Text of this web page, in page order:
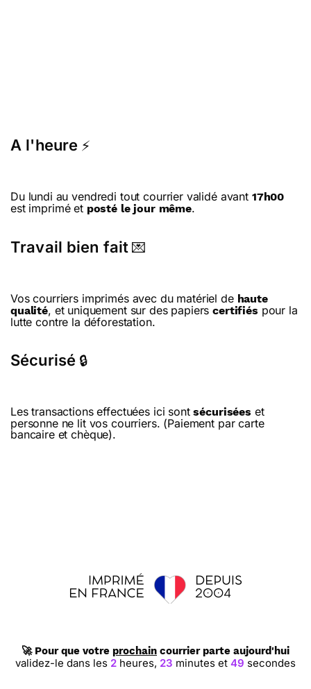
A l'heure ⚡
Du lundi au vendredi tout courrier validé avant 17h00
est imprimé et posté le jour même.
Travail bien fait 💌
Vos courriers imprimés avec du matériel de haute
qualité, et uniquement sur des papierscertifiés pour la
lutte contre la déforestation.
Sécurisé 🔒
Les transactions effectuées ici sontsécurisées et
personne ne lit vos courriers. (Paiement par carte
bancaire et chèque).
🚀 Pour que votre prochain courrier parte aujourd'hui
validez-le dans les 2 heures, 23 minutes et 49 secondes